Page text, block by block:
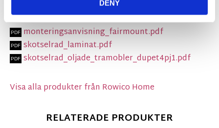
DENY
monteringsanvisning_fairmount.pdf
skotselrad_laminat.pdf
skotselrad_oljade_tramobler_dupet4pj1.pdf
Visa alla produkter från Rowico Home
RELATERADE PRODUKTER